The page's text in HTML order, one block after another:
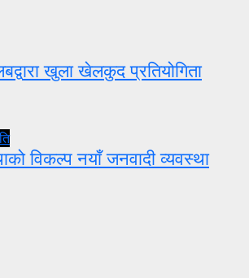
खुला खेलकुद प्रतियोगिता
विकल्प नयाँ जनवादी व्यवस्था